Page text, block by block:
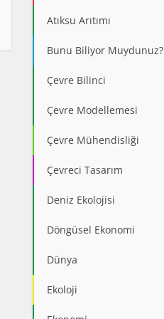
Atıksu Arıtımı
Bunu Biliyor Muydunuz?
Çevre Bilinci
Çevre Modellemesi
Çevre Mühendisliği
Çevreci Tasarım
Deniz Ekolojisi
Döngüsel Ekonomi
Dünya
Ekoloji